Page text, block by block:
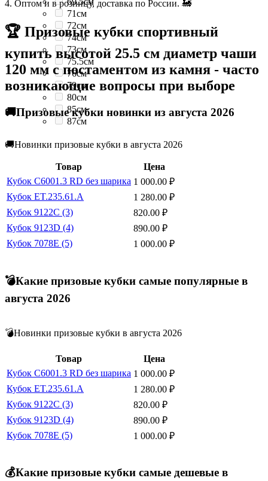
71см
72см
74см
73см
75.5см
76см
79см
80см
85см
87см
4. Оптом и в розницу, доставка по России. 🚂
🏆 Призовые кубки спортивный
купить высотой 25.5 см диаметр чаши
120 мм с постаментом из камня - часто
возникающие вопросы при выборе
🚚Призовые кубки новинки из августа 2026
🚚Новинки призовые кубки в августа 2026
Товар
Цена
Кубок C6001.3 RD без шарика 1 000.00 ₽
Кубок ET.235.61.A
1 280.00 ₽
Кубок 9122C (3)
820.00 ₽
Кубок 9123D (4)
890.00 ₽
Кубок 7078E (5)
1 000.00 ₽
💣Какие призовые кубки самые популярные в
августа 2026
💣Новинки призовые кубки в августа 2026
Товар
Цена
Кубок C6001.3 RD без шарика 1 000.00 ₽
Кубок ET.235.61.A
1 280.00 ₽
Кубок 9122C (3)
820.00 ₽
Кубок 9123D (4)
890.00 ₽
Кубок 7078E (5)
1 000.00 ₽
💰Какие призовые кубки самые дешевые в